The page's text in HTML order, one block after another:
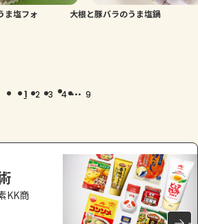
ま塩フォ
大根と豚バラのうま塩鍋
1 2 3 4 ... 9
KK商